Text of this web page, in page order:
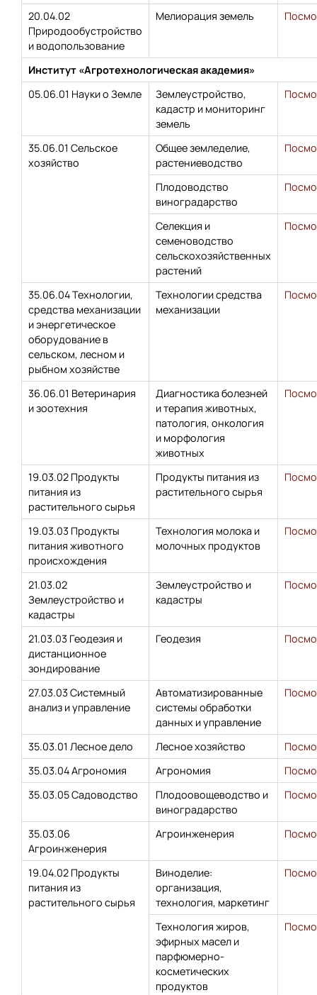
20.04.02
Природообустройство
и водопользование
Мелиорация земель
Институт «Агротехнологическая академия»
05.06.01 Науки о Земле
Землеустройство,
кадастр и мониторинг
земель
35.06.01 Сельское
хозяйство
Общее земледелие,
растениеводство
Плодоводство
виноградарство
Селекция и
семеноводство
сельскохозяйственных
растений
35.06.04 Технологии,
средства механизации
и энергетическое
оборудование в
сельском, лесном и
рыбном хозяйстве
Технологии средства
механизации
36.06.01 Ветеринария
и зоотехния
Диагностика болезней
и терапия животных,
патология, онкология
и морфология
животных
19.03.02 Продукты
питания из
растительного сырья
Продукты питания из
растительного сырья
19.03.03 Продукты
питания животного
происхождения
Технология молока и
молочных продуктов
21.03.02
Землеустройство и
кадастры
Землеустройство и
кадастры
21.03.03 Геодезия и
дистанционное
зондирование
Геодезия
27.03.03 Системный
анализ и управление
Автоматизированные
системы обработки
данных и управление
35.03.01 Лесное дело Лесное хозяйство
35.03.04 Агрономия
Агрономия
35.03.05 Садоводство
Плодоовощеводство и
виноградарство
35.03.06
Агроинженерия
Агроинженерия
19.04.02 Продукты
питания из
растительного сырья
Виноделие:
организация,
технология, маркетинг
Технология жиров,
эфирных масел и
парфюмерно-
косметических
продуктов